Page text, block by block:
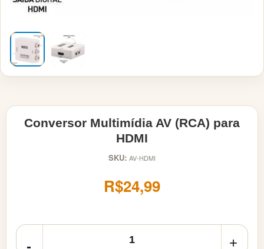
Conversor Multimídia AV (RCA) para
HDMI
SKU: AV-HDMI
R$24,99